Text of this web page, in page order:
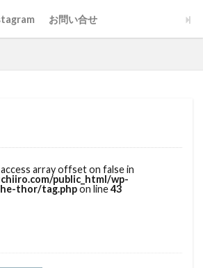
お問い合せ
array offset on false in
public_html/wp-
thor/tag.phpon line43